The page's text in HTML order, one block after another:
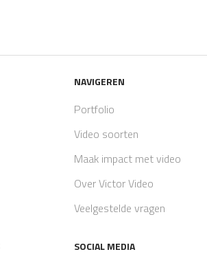
NAVIGEREN
Portfolio
Video soorten
Maak impact met video
Over Victor Video
Veelgestelde vragen
SOCIAL MEDIA